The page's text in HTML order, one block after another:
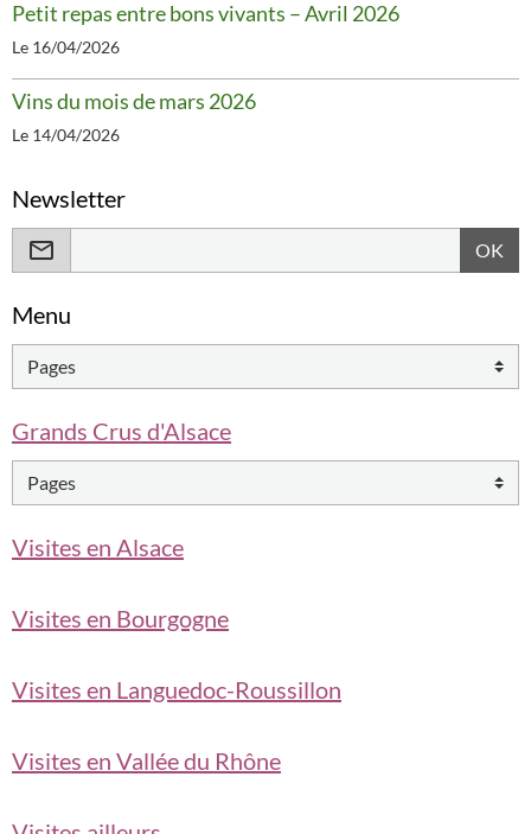
Petit repas entre bons vivants – Avril 2026
Le 16/04/2026
Vins du mois de mars 2026
Le 14/04/2026
Newsletter
OK
Menu
Grands Crus d'Alsace
Visites en Alsace
Visites en Bourgogne
Visites en Languedoc-Roussillon
Visites en Vallée du Rhône